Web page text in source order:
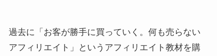
過去に「お客が勝手に買っていく。何も売らない
アフィリエイト」というアフィリエイト教材を購